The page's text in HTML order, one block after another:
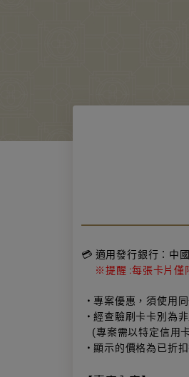
💳 適用發行銀行：中
※提醒 :每張卡片僅
• 專案優惠，須使用
• 經查驗刷卡卡別為
(專案需以特定信用
•顯示的價格為已折